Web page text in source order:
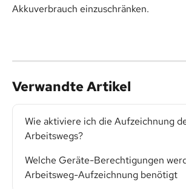
Akkuverbrauch einzuschränken.
Verwandte Artikel
Wie aktiviere ich die Aufzeichnung
Arbeitswegs?
Welche Geräte-Berechtigungen
Arbeitsweg-Aufzeichnung benötigt